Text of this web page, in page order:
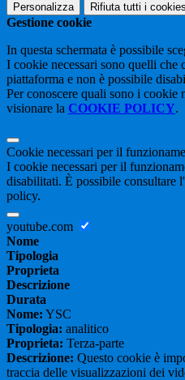
Personalizza Rifiuta tutti i cookies
Gestione cookie
In questa schermata è possibile
I cookie necessari sono quelli che
piattaforma e non è possibile
Per conoscere quali sono i cookie
visionare la COOKIE POLICY.
Cookie necessari per il
I cookie necessari per il
disabilitati. È possibile consultare
policy.
youtube.com
Nome
Tipologia
Proprieta
Descrizione
Durata
Nome: YSC
Tipologia: analitico
Proprieta: Terza-parte
Descrizione: Questo cookie è
traccia delle visualizzazioni dei